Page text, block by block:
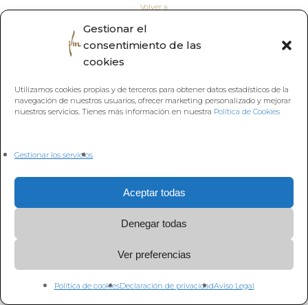
Gestionar el
consentimiento de las
cookies
Utilizamos cookies propias y de terceros para obtener datos estadísticos de la
navegación de nuestros usuarios, ofrecer marketing personalizado y mejorar
nuestros servicios. Tienes más información en nuestra Política de Cookies
Gestionar los servicios
Aceptar todas
Denegar todas
Ver preferencias
Política de cookiesDeclaración de privacidadAviso Legal
Volver a